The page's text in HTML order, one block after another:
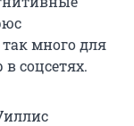
много для
соцсетях.